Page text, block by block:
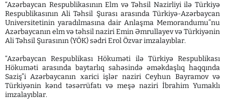
“Azərbaycan Respublikasının Elm və Təhsil Nazirliyi ilə Türkiyə
Respublikasının Ali Təhsil Şurası arasında Türkiyə-Azərbaycan
Universitetinin yaradılmasına dair Anlaşma Memorandumu”nu
Azərbaycanın elm və təhsil naziri Emin Əmrullayev və Türkiyənin
Ali Təhsil Şurasının (YÖK) sədri Erol Özvar imzalayıblar.
“Azərbaycan Respublikası Hökuməti ilə Türkiyə Respublikası
Hökuməti arasında baytarlıq sahəsində əməkdaşlıq haqqında
Saziş”i Azərbaycanın xarici işlər naziri Ceyhun Bayramov və
Türkiyənin kənd təsərrüfatı və meşə naziri İbrahim Yumaklı
imzalayıblar.